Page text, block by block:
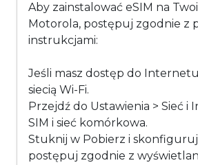
Aby zainstalować eSIM na
Motorola, postępuj zgodnie z
instrukcjami:
Jeśli masz dostęp do
siecią Wi-Fi.
Przejdź do Ustawienia > Sieć i
SIM i sieć komórkowa.
Stuknij w Pobierz i skonfiguruj
postępuj zgodnie z